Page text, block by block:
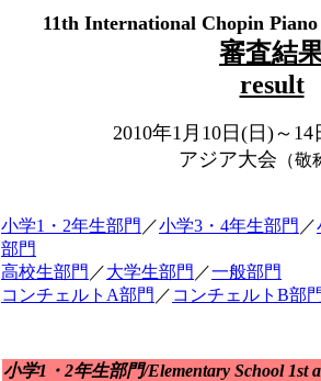
11th International Chopin
審査結
result
2010年1月10日(日)～
アジア大会 （
小学1・2年生部門 ／小学3・4年生部門 ／
部門
高校生部門 ／大学生部門 ／一般部門
コンチェルトA部門 ／ コンチェルトB部
小学1・2年生部門/Elementary School 1st